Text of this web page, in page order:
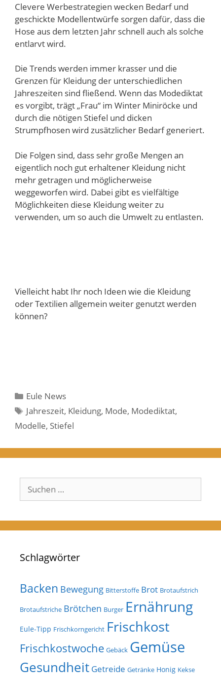
Clevere Werbestrategien wecken Bedarf und
geschickte Modellentwürfe sorgen dafür, dass die
Hose aus dem letzten Jahr schnell auch als solche
entlarvt wird.
Die Trends werden immer krasser und die
Grenzen für Kleidung der unterschiedlichen
Jahreszeiten sind fließend. Wenn das Modediktat
es vorgibt, trägt „Frau“ im Winter Miniröcke und
durch die nötigen Stiefel und dicken
Strumpfhosen wird zusätzlicher Bedarf generiert.
Die Folgen sind, dass sehr große Mengen an
eigentlich noch gut erhaltener Kleidung nicht
mehr getragen und möglicherweise
weggeworfen wird. Dabei gibt es vielfältige
Möglichkeiten diese Kleidung weiter zu
verwenden, um so auch die Umwelt zu entlasten.
Vielleicht habt Ihr noch Ideen wie die Kleidung
oder Textilien allgemein weiter genutzt werden
können?
Kategorien
Eule News
Schlagwörter
Jahreszeit, Kleidung, Mode, Modediktat,
Modelle, Stiefel
Suchen
nach:
Schlagwörter
Backen Bewegung Bitterstoffe Brot Brotaufstrich
Brotaufstriche Brötchen Burger Ernährung
Eule-Tipp Frischkorngericht Frischkost
Frischkostwoche Gebäck Gemüse
Gesundheit Getreide Getränke Honig Kekse